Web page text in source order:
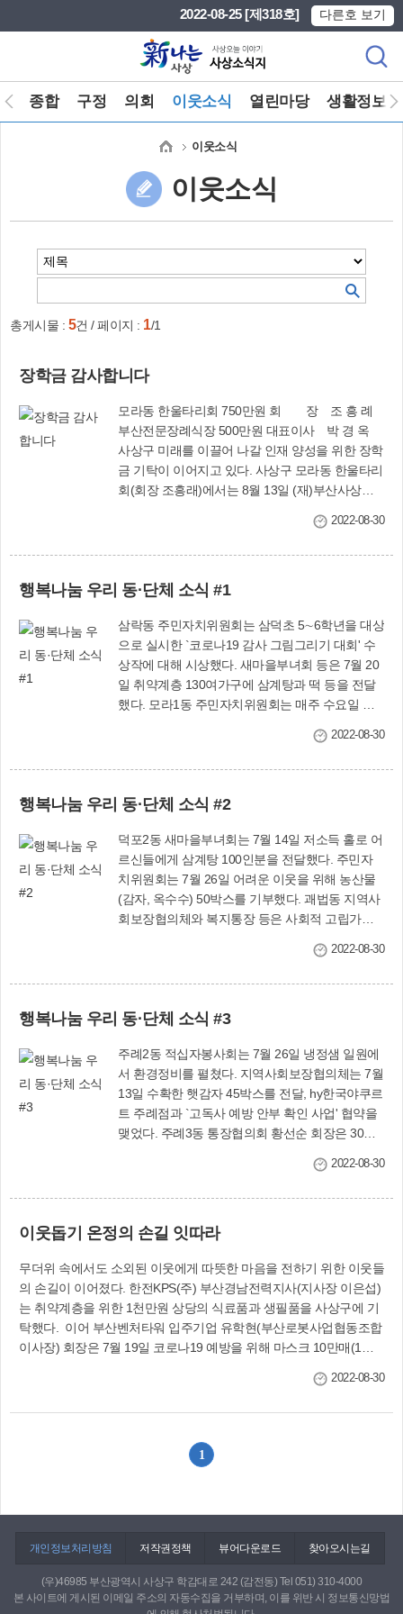
2022-08-25 [제318호] 다른호 보기
종합 구정 의회 이웃소식 열린마당 생활정보
이웃소식
이웃소식
총게시물 : 5건 / 페이지 : 1/1
장학금 감사합니다
모라동 한울타리회 750만원 회 장 조 흥 례
부산전문장례식장 500만원 대표이사 박 경 옥
사상구 미래를 이끌어 나갈 인재 양성을 위한 장학
금 기탁이 이어지고 있다. 사상구 모라동 한울타리
회(회장 조흥래)에서는 8월 13일 (재)부산사상구
을 기탁하며 지역사회에 훈훈함을 전했다. 조흥래
며 우리 지역의 인재들이 꿈과 희망을 펼치는데 보
는 "어려운 시기임에도 기부를 결정한 따뜻한 손길
에 감사드리며 지역 인재들을 위해 꼭 필요한 곳에
잘 쓰겠다"고 전했다. 이어 ㈜부산전문장례식장
(대표이사 박경옥)에서도 7월 25일 (재)부산사상
구장학회에 지역인재육성과 지역발전을 위한 장
"코로나19로 모두가 어려운 시기지만 우리 지역의
발전을 바라는 마음으로 장학금 기탁을 결정했
이 되길 바란다"고 소감을 전했다. 이에 사상구 관
탁해주신 ㈜부산전문장례식장에 감사드리며 장학
금은 지역 인재들의 소중한 꿈과 희망을 이루는 데
보탬이 되도록 요긴하게 사용하겠다"고 전했다.
자치행정과(☎310-4107)
2022-08-30
행복나눔 우리 동·단체 소식 #1
삼락동 주민자치위원회는 삼덕초 5∼6학년을 대상
으로 실시한 `코로나19 감사 그림그리기 대회' 수
상작에 대해 시상했다. 새마을부녀회 등은 7월 20
일 취약계층 130여가구에 삼계탕과 떡 등을 전달
했다. 모라1동 주민자치위원회는 매주 수요일 바
로 어르신 10여명에게 생일상과 선물을 제공했다.
폭염에 취약한 어르신들을 위해 스탠드형 선풍기
폭염에 취약한 저소득계층 55가구에 여름 이불을
전달했다. 덕포1동 광명사는 7월 19일 어려운 어
르신 200여명을 대상으로 무료급식소를 운영했
다. 지역사회보장협의체는 7월 20일 취약계층 30
가구에 밑반찬을 전달하고, 마을건강센터와 연계
2022-08-30
행복나눔 우리 동·단체 소식 #2
덕포2동 새마을부녀회는 7월 14일 저소득 홀로 어
르신들에게 삼계탕 100인분을 전달했다. 주민자
치위원회는 7월 26일 어려운 이웃을 위해 농산물
(감자, 옥수수) 50박스를 기부했다. 괘법동 지역사
회보장협의체와 복지통장 등은 사회적 고립가구
사회보장협의체는 7월 11일 저소득 500명에게 건
새마을부녀회 등은 7월 26일 독거 어르신, 취약계
1동 통장협의회는 7월 22일 주감초 1학년을 대상
으로 교통안전 캠페인을 실시했다. 청소년지도협
의회는 7월 19일 저소득 독거 어르신에게 선풍기
22대(100만원 상당)를 제공했다.
2022-08-30
행복나눔 우리 동·단체 소식 #3
주례2동 적십자봉사회는 7월 26일 냉정샘 일원에
서 환경정비를 펼쳤다. 지역사회보장협의체는 7월
13일 수확한 햇감자 45박스를 전달, hy한국야쿠르
트 주례점과 `고독사 예방 안부 확인 사업' 협약을
맺었다. 주례3동 통장협의회 황선순 회장은 30만
했다. 또 7월 20일 독거 어르신 대상으로 생신상을
는 7월 13일 주거 취약계층 37가구에 80만원 상당
작은 학교 Dream' 사업을 통해 저소득 자녀 5가구
에 태블릿PC를 전달했다. 엄궁동 적십자봉사회는
7월 26일 취약계층 50세대에 정성껏 양념한 소고
기를 전달하며 안부를 확인했다. 지역사회보장협
의체는 7월 19일 취약계층 홀로 어르신 25세대에
2022-08-30
이웃돕기 온정의 손길 잇따라
무더위 속에서도 소외된 이웃에게 따뜻한 마음을 전하기 위한 이웃들
의 손길이 이어졌다. 한전KPS(주) 부산경남전력지사(지사장 이은섭)
는 취약계층을 위한 1천만원 상당의 식료품과 생필품을 사상구에 기
탁했다. 이어 부산벤처타워 입주기업 유학현(부산로봇사업협동조합
이사장) 회장은 7월 19일 코로나19 예방을 위해 마스크 10만매(1천
원은 7월 20일 어려웃 이웃돕기를 위해 사상구에 라면 400박스와 장
학금 100만원, 쌀 12포를 기탁했다. ♥…미트리(주)(대표 이옥진)는 7
라온봉사단은 7월 13일 혹서기 생활이 어려운 홀로 가구를 위한 선물
망쿠폰 나눔가게 맥치과, 진주상회, 가마솥돼지국밥, 김밥나라, 땅스
부대찌개, 달콤한 상상은 이웃을 돕기 위해 정기적으로 물품 등을 후
2022-08-30
1
개인정보처리방침 저작권정책 뷰어다운로드 찾아오시는길
(우)46985 부산광역시 사상구 학감대로 242 (감전동) Tel 051) 310-4000
본 사이트에 게시된 이메일 주소의 자동수집을 거부하며, 이를 위반 시 정보통신망법